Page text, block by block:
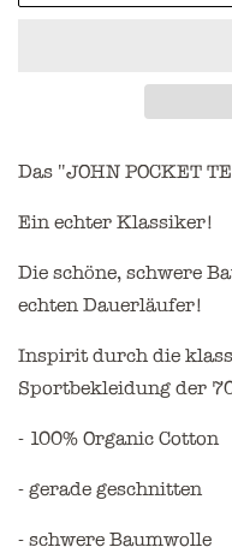
Das "JOHN POCKET
Ein echter Klassiker!
Die schöne, schwere
echten Dauerläufer!
Inspirit durch die
Sportbekleidung der
- 100% Organic Cotton
- gerade geschnitten
- schwere Baumwolle